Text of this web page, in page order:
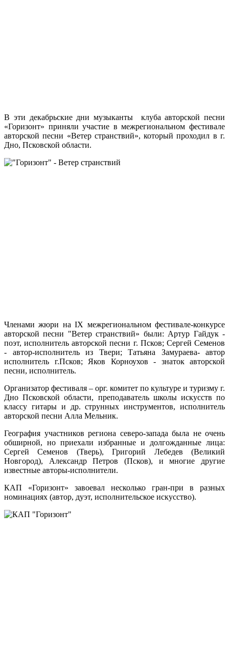
В эти декабрьские дни музыканты клуба авторской песни
«Горизонт» приняли участие в межрегиональном фестивале
авторской песни «Ветер странствий», который проходил в г.
Дно, Псковской области.
Членами жюри на IX межрегиональном фестивале-конкурсе
авторской песни "Ветер странствий» были: Артур Гайдук -
поэт, исполнитель авторской песни г. Псков; Сергей Семенов
- автор-исполнитель из Твери; Татьяна Замураева- автор
исполнитель г.Псков; Яков Корноухов - знаток авторской
песни, исполнитель.
Организатор фестиваля – орг. комитет по культуре и туризму г.
Дно Псковской области, преподаватель школы искусств по
классу гитары и др. струнных инструментов, исполнитель
авторской песни Алла Мельник.
География участников региона северо-запада была не очень
обширной, но приехали избранные и долгожданные лица:
Сергей Семенов (Тверь), Григорий Лебедев (Великий
Новгород), Александр Петров (Псков), и многие другие
известные авторы-исполнители.
КАП «Горизонт» завоевал несколько гран-при в разных
номинациях (автор, дуэт, исполнительское искусство).